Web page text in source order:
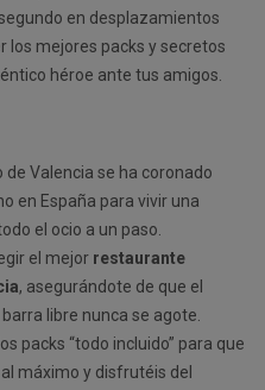
en desplazamientos
los mejores packs y secretos
héroe ante tus amigos.
de Valencia se ha coronado
en España para vivir una
el ocio a un paso.
el mejor restaurante
, asegurándote de que el
libre nunca se agote.
packs “todo incluido” para que
máximo y disfrutéis del